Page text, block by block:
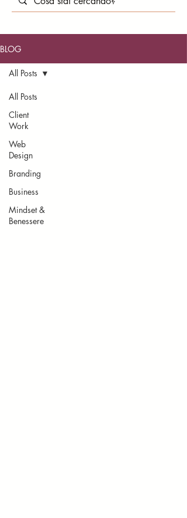
BLOG
All Posts
Client
Work
Web
Design
Branding
Business
Mindset &
Benessere
All Posts